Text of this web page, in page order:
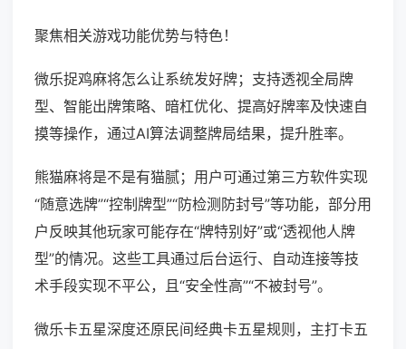
聚焦相关游戏功能优势与特色！
微乐捉鸡麻将怎么让系统发好牌；支持透视全局牌
型、智能出牌策略、暗杠优化、提高好牌率及快速自
摸等操作，通过AI算法调整牌局结果，提升胜率。
熊猫麻将是不是有猫腻；用户可通过第三方软件实现
“随意选牌”“控制牌型”“防检测防封号”等功能，部分用
户反映其他玩家可能存在“牌特别好”或“透视他人牌
型”的情况。这些工具通过后台运行、自动连接等技
术手段实现不平公，且“安全性高”“不被封号”。
微乐卡五星深度还原民间经典卡五星规则，主打卡五